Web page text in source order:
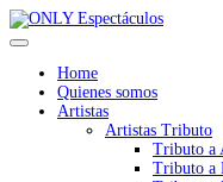
Home
Quienes somos
Artistas
Artistas Tributo
Tributo a
Tributo a